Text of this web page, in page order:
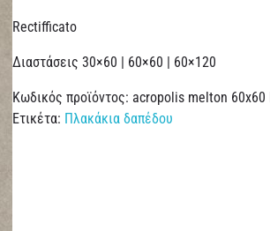
Rectifficato
Διαστάσεις 30×60 | 60×60 | 60×120
Κωδικός προϊόντος: acropolis melton 60x60
Ετικέτα: Πλακάκια δαπέδου